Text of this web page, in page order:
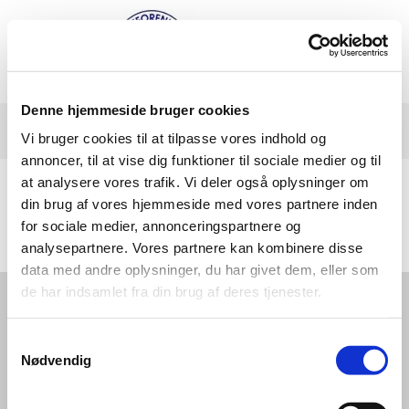
Denne hjemmeside bruger cookies
Vi bruger cookies til at tilpasse vores indhold og
annoncer, til at vise dig funktioner til sociale medier og til
at analysere vores trafik. Vi deler også oplysninger om
din brug af vores hjemmeside med vores partnere inden
for sociale medier, annonceringspartnere og
analysepartnere. Vores partnere kan kombinere disse
data med andre oplysninger, du har givet dem, eller som
de har indsamlet fra din brug af deres tjenester.
Nødvendig
MobilePay 19178